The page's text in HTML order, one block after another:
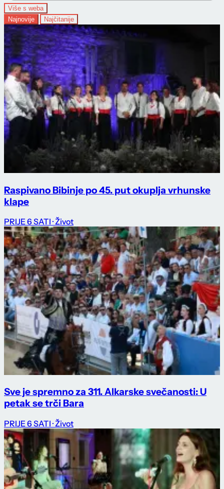
Više s weba
Najnovije
Najčitanije
Raspivano Bibinje po 45. put okuplja vrhunske
klape
PRIJE 6 SATI · Život
Sve je spremno za 311. Alkarske svečanosti: U
petak se trči Bara
PRIJE 6 SATI · Život